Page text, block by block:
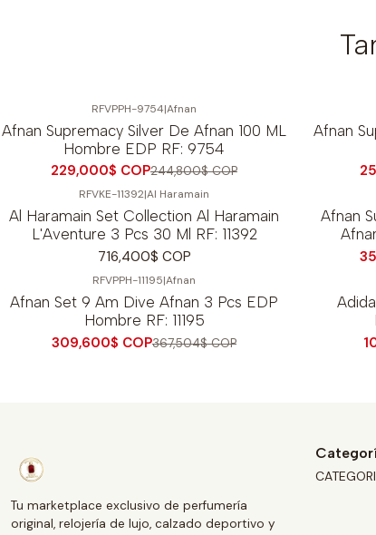
RFVPPH-9754|Afnan
Afnan Supremacy Silver De Afnan 100 ML
Hombre EDP RF: 9754
229,000$ COP244,800$ COP
Afnan
RFVKE-11392|Al Haramain
Al Haramain Set Collection Al Haramain
L'Aventure 3 Pcs 30 Ml RF: 11392
716,400$ COP
Afnan
RFVPPH-11195|Afnan
Afnan Set 9 Am Dive Afnan 3 Pcs EDP
Hombre RF: 11195
309,600$ COP367,504$ COP
Tu marketplace exclusivo de perfumería
original, relojería de lujo, calzado deportivo y